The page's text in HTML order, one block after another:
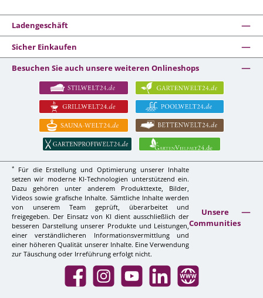
Ladengeschäft
Sicher Einkaufen
Besuchen Sie auch unsere weiteren Onlineshops
*
Für die Erstellung und Optimierung unserer Inhalte
setzen wir moderne KI-Technologien unterstützend ein.
Dazu gehören unter anderem Produkttexte, Bilder,
Videos sowie grafische Inhalte. Sämtliche Inhalte werden
von unserem Team geprüft, überarbeitet und
freigegeben. Der Einsatz von KI dient ausschließlich der
besseren Darstellung unserer Produkte und Leistungen,
einer verständlicheren Informationsvermittlung und
einer höheren Qualität unserer Inhalte. Eine Verwendung
zur Täuschung oder Irreführung erfolgt nicht.
Unsere
Communities
Facebook InstagramYouTube LinkedIn Website